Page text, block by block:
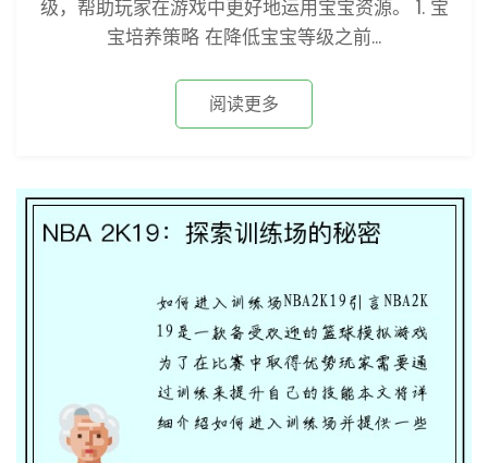
级，帮助玩家在游戏中更好地运用宝宝资源。 1. 宝
宝培养策略 在降低宝宝等级之前...
阅读更多